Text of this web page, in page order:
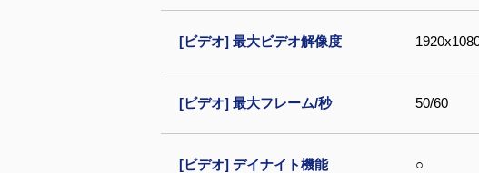
[ビデオ] 最大ビデオ解像度
[ビデオ] 最大フレーム/秒 50/60
[ビデオ] デイナイト機能 ○